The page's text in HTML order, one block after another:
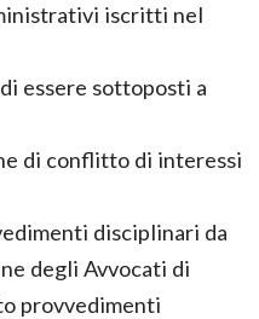
iscritti nel
essere sottoposti a
di conflitto di interessi
disciplinari da
degli Avvocati di
provvedimenti